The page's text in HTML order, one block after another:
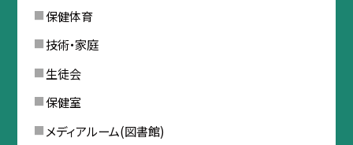
保健体育
技術・家庭
生徒会
保健室
メディアルーム(図書館)